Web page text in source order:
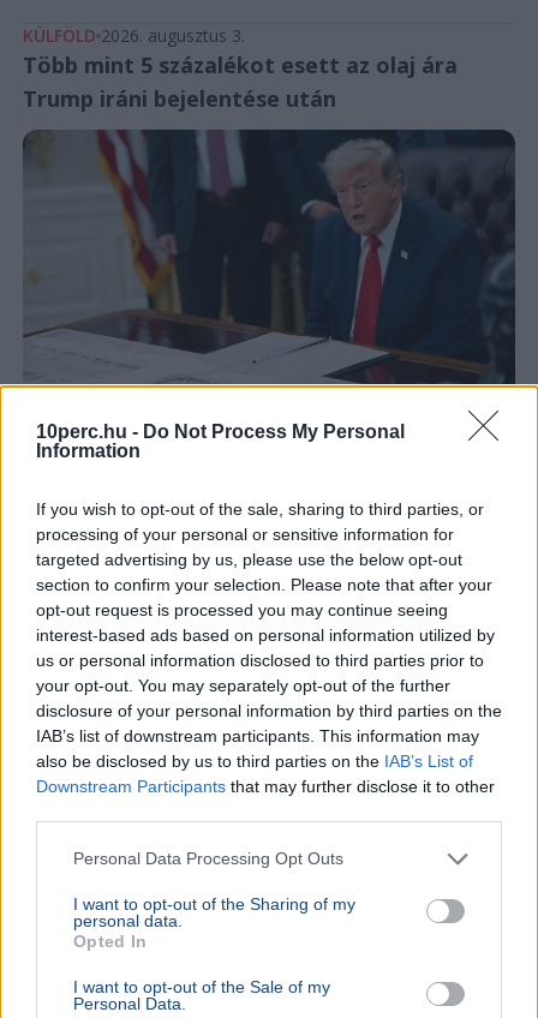
10perc.hu - Do Not Process My Personal
Information
If you wish to opt-out of the sale, sharing to third parties, or
processing of your personal or sensitive information for
targeted advertising by us, please use the below opt-out
section to confirm your selection. Please note that after your
opt-out request is processed you may continue seeing
interest-based ads based on personal information utilized by
us or personal information disclosed to third parties prior to
your opt-out. You may separately opt-out of the further
disclosure of your personal information by third parties on the
IAB’s list of downstream participants. This information may
also be disclosed by us to third parties on the IAB’s List of
Downstream Participants that may further disclose it to other
Personal Data Processing Opt Outs
I want to opt-out of the Sharing of my
personal data.
Opted In
I want to opt-out of the Sale of my
Personal Data.
KÜLFÖLD 2026. augusztus 3.
Több mint 5 százalékot esett az olaj ára
Trump iráni bejelentése után
A brent ára 83-84 dollár közelébe esett, miután Trump
lefújta az Irán elleni támadást és tárgyalást ígért. Az
OPEC+ kvótaemelése is enyhítette a kínálati félelmeket.
Bővebben...
Ajánljuk még
KÜLFÖLD 2026. augusztus 1.
Autóbalesetet szenvedett Natasa Pirc Musar
szlovén államfő
sérülésekkel megúszta a pénteki autóbalesetet, egy
másik résztvevő súlyosan megsérült.
KÜLFÖLD 2026. augusztus 1.